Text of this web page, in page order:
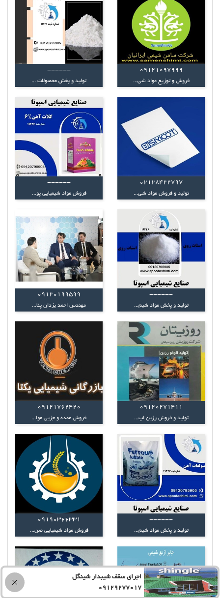
09121097999
فروش و توزیع مواد شی...
------
تولید و پخش محصولات ...
02128422797
تولید و فروش مواد شی...
------
فروش مواد شیمیایی پو...
------
تولید و پخش مواد شیم...
09120199599
مهندس احمد یزدان پنا...
09120271411
تولید و فروش رزین اپ...
09121762420
فروش عمده و جزیی موا...
------
تولید و پخش مواد شیم...
09190366331
فروش مواد شیمیایی صن...
اجرای سقف شیبدار شینگل
09129277017